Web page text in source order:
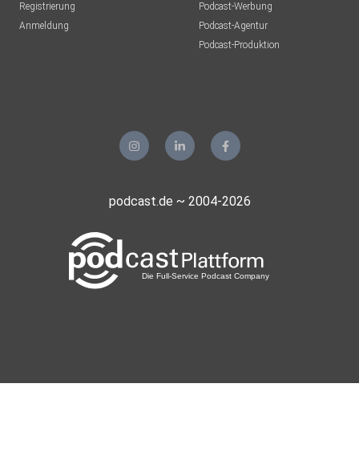
Registrierung
Anmeldung
Podcast-Werbung
Podcast-Agentur
Podcast-Produktion
podcast.de ~ 2004-2026